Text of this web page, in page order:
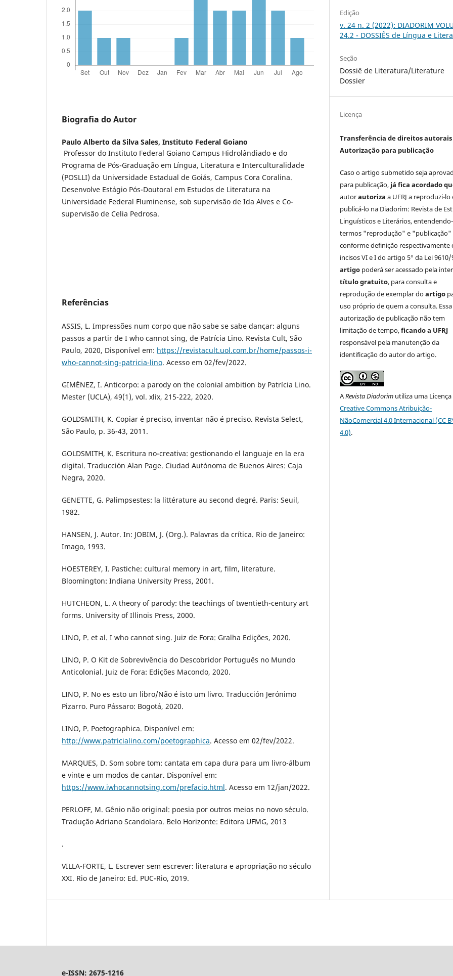
Biografia do Autor
Paulo Alberto da Silva Sales, Instituto Federal Goiano
Professor do Instituto Federal Goiano Campus Hidrolândiado e do
Programa de Pós-Graduação em Língua, Literatura e Interculturalidade
(POSLLI) da Universidade Estadual de Goiás, Campus Cora Coralina.
Desenvolve Estágio Pós-Doutoral em Estudos de Literatura na
Universidade Federal Fluminense, sob supervisão de Ida Alves e Co-
supervisão de Celia Pedrosa.
Referências
ASSIS, L. Impressões num corpo que não sabe se sabe dançar: alguns
passos a partir de I who cannot sing, de Patrícia Lino. Revista Cult, São
Paulo, 2020, Disponível em: https://revistacult.uol.com.br/home/passos-i-
who-cannot-sing-patricia-lino. Acesso em 02/fev/2022.
GIMÉNEZ, I. Anticorpo: a parody on the colonial ambition by Patrícia Lino.
Mester (UCLA), 49(1), vol. xlix, 215-222, 2020.
GOLDSMITH, K. Copiar é preciso, inventar não é preciso. Revista Select,
São Paulo, p. 36-43, 2011.
GOLDSMITH, K. Escritura no-creativa: gestionando el languaje en la era
digital. Traducción Alan Page. Ciudad Autónoma de Buenos Aires: Caja
Negra, 2020.
GENETTE, G. Palimpsestes: la littérature au second degré. Paris: Seuil,
1982.
HANSEN, J. Autor. In: JOBIM, J. (Org.). Palavras da crítica. Rio de Janeiro:
Imago, 1993.
HOESTEREY, I. Pastiche: cultural memory in art, film, literature.
Bloomington: Indiana University Press, 2001.
HUTCHEON, L. A theory of parody: the teachings of twentieth-century art
forms. University of Illinois Press, 2000.
LINO, P. et al. I who cannot sing. Juiz de Fora: Gralha Edições, 2020.
LINO, P. O Kit de Sobrevivência do Descobridor Português no Mundo
Anticolonial. Juiz de Fora: Edições Macondo, 2020.
LINO, P. No es esto un libro/Não é isto um livro. Traducción Jerónimo
Pizarro. Puro Pássaro: Bogotá, 2020.
LINO, P. Poetographica. Disponível em:
http://www.patricialino.com/poetographica. Acesso em 02/fev/2022.
MARQUES, D. Som sobre tom: cantata em capa dura para um livro-álbum
e vinte e um modos de cantar. Disponível em:
https://www.iwhocannotsing.com/prefacio.html. Acesso em 12/jan/2022.
PERLOFF, M. Gênio não original: poesia por outros meios no novo século.
Tradução Adriano Scandolara. Belo Horizonte: Editora UFMG, 2013
.
VILLA-FORTE, L. Escrever sem escrever: literatura e apropriação no século
XXI. Rio de Janeiro: Ed. PUC-Rio, 2019.
Edição
v. 24 n. 2 (2022): DIADORIM
24.2 - DOSSIÊS de Língua e
Seção
Dossiê de Literatura/Literature
Dossier
Licença
Transferência de direitos autorais
Autorização para publicação
Caso o artigo submetido seja
para publicação, já fica acordado
autorautoriza a UFRJ a reproduzi-lo
publicá-lo na Diadorim: Revista de
Linguísticos e Literários,
termos "reprodução" e "publicação"
conforme definição respectivamente
incisos VI e I do artigo 5° da Lei 9610/
artigo poderá ser acessado pela
título gratuito, para consulta e
reprodução de exemplar doartigo
uso próprio de quem a consulta. Essa
autorização de publicação não tem
limitação de tempo,ficando a UFRJ
responsável pela manutenção da
identificação do autor do artigo.
ARevista Diadorim utiliza uma Licença
Creative Commons Atribuição-
NãoComercial 4.0 Internacional (CC
4.0).
e-ISSN: 2675-1216